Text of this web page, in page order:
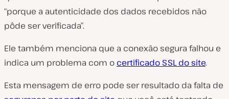
“porque a autenticidade dos dados recebidos não
pôde ser verificada”.
Ele também menciona que a conexão segura falhou e
indica um problema com o certificado SSL do site.
Esta mensagem de erro pode ser resultado da falta de